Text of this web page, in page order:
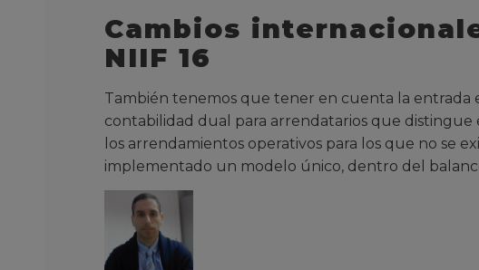
Cambios
NIIF 16
También tenemos que tener en cuenta la entrada
contabilidad dual para arrendatarios que
los arrendamientos operativos para los que no se
implementado un modelo único, dentro del